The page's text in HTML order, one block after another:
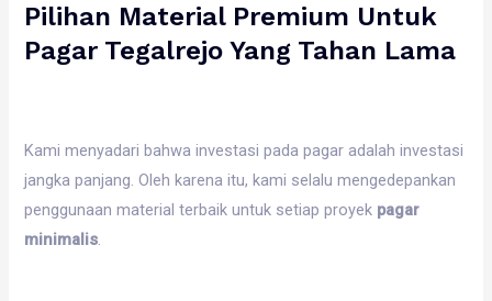
Pilihan Material Premium Untuk
Pagar Tegalrejo Yang Tahan Lama
Kami menyadari bahwa investasi pada pagar adalah investasi
jangka panjang. Oleh karena itu, kami selalu mengedepankan
penggunaan material terbaik untuk setiap proyek pagar
minimalis.